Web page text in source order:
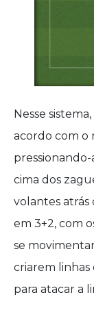
Nesse
acordo com o
cima dos
volantes atrás
em 3+2, com
se
criarem linhas
para atacar a